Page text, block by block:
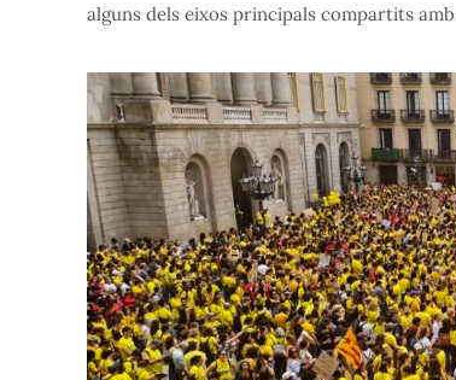
alguns dels eixos principals compartits